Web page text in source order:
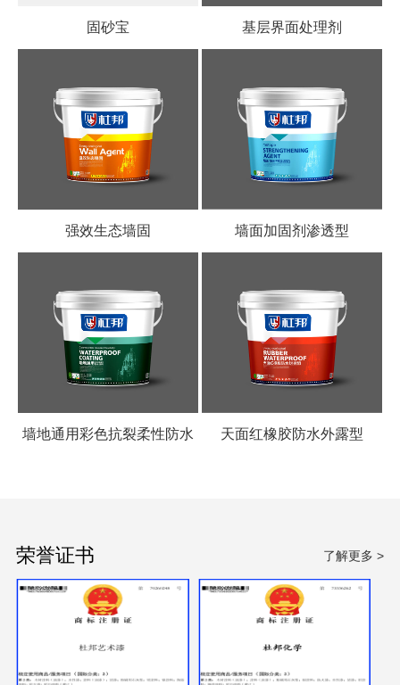
固砂宝 基层界面处理剂
强效生态墙固 墙面加固剂渗透型
墙地通用彩色抗裂柔性防水 天面红橡胶防水外露型
荣誉证书 了解更多 >